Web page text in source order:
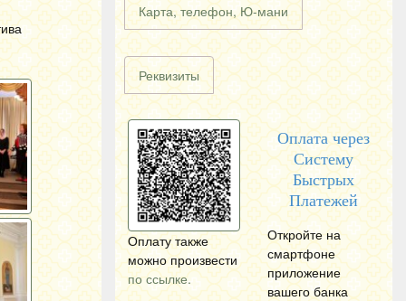
Карта, телефон, Ю-мани
Реквизиты
Оплату также
можно произвести
по ссылке.
Оплата через
Систему
Быстрых
Платежей
Откройте на
смартфоне
приложение
вашего банка